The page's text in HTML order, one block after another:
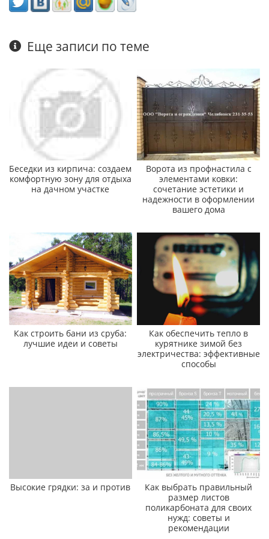
Еще записи по теме
Беседки из кирпича: создаем
комфортную зону для отдыха
на дачном участке
Ворота из профнастила с
элементами ковки:
сочетание эстетики и
надежности в оформлении
вашего дома
Как строить бани из сруба:
лучшие идеи и советы
Как обеспечить тепло в
курятнике зимой без
электричества: эффективные
способы
Высокие грядки: за и против
Как выбрать правильный
размер листов
поликарбоната для своих
нужд: советы и
рекомендации